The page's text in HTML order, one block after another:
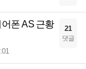
폰 AS 근황
21
댓글